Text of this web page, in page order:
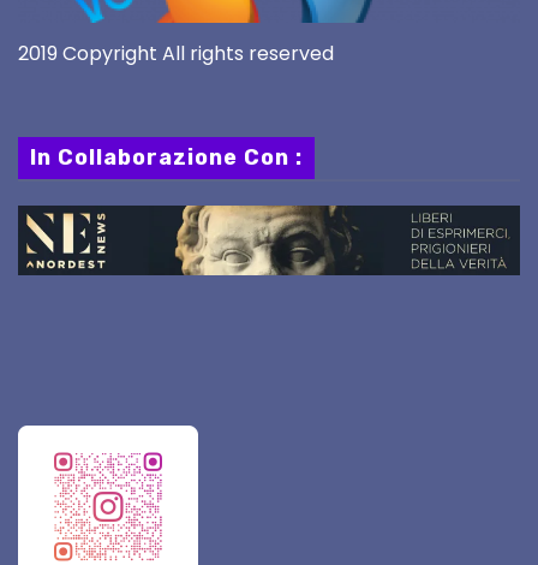
2019 Copyright All rights reserved
In Collaborazione Con :